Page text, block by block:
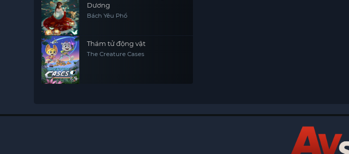
Dương
Bách Yêu Phổ
Thám tử động vật
The Creature Cases